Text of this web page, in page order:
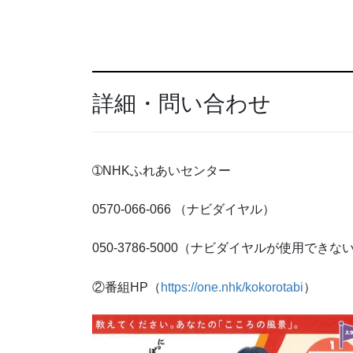
詳細・問い合わせ
➀NHKふれあいセンター
0570-066-066 （ナビダイヤル）
050-3786-5000（ナビダイヤルが使用できな
②番組HP（ https://one.nhk/kokorotabi）